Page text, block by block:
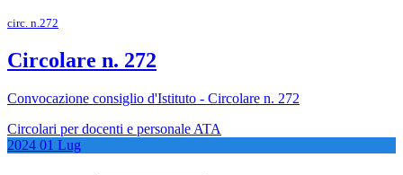
circ. n.272
Circolare n. 272
Convocazione consiglio d'Istituto - Circolare n. 272
Circolari per docenti e personale ATA
2024 01 Lug